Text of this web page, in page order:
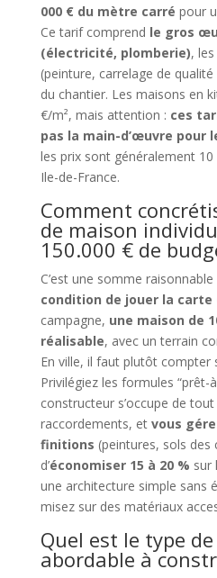
000 € du mètre carré pour
Ce tarif comprend le gros
(électricité, plomberie),
(peinture, carrelage de
du chantier. Les maisons en
€/m², mais attention : ces
pas la main-d’œuvre pour
les prix sont généralement 10
Ile-de-France.
Comment
de maison
150.000 € de
C’est une somme
condition de jouer la
campagne, une maison de
réalisable, avec un terrain
En ville, il faut plutôt compter
Privilégiez les formules “prêt-
constructeur s’occupe de tout
raccordements, et vous
finitions (peintures, sols des
d’économiser 15 à 20 % sur
une architecture simple sans
misez sur des matériaux
Quel est le type
abordable à